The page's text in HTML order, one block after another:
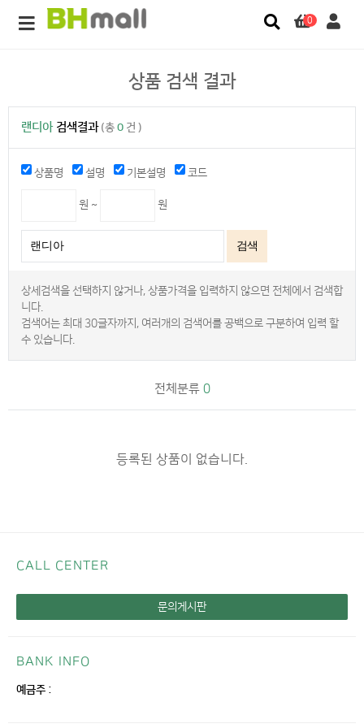
0
상품 검색 결과
랜디아검색결과(총 0 건 )
상품명 설명 기본설명 코드
원 ~ 원
검색
상세검색을 선택하지 않거나, 상품가격을 입력하지 않으면 전체에서 검색합
니다.
검색어는 최대 30글자까지, 여러개의 검색어를 공백으로 구분하여 입력 할
수 있습니다.
전체분류 0
등록된 상품이 없습니다.
CALL CENTER
문의게시판
BANK INFO
예금주 :